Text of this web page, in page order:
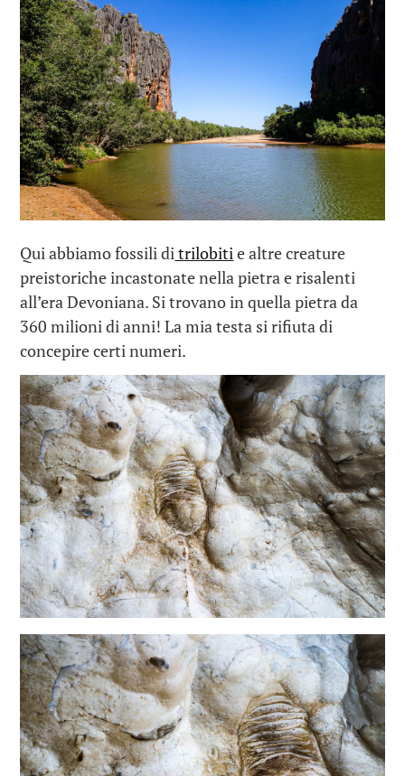
Qui abbiamo fossili ditrilobitie altre creature
preistoriche incastonate nella pietra e risalenti
all’era Devoniana. Si trovano in quella pietra da
360 milioni di anni! La mia testa si rifiuta di
concepire certi numeri.